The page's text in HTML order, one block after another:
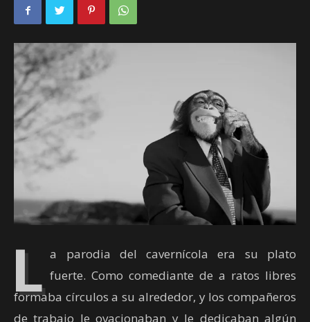
L a parodia del cavernícola era su plato
fuerte. Como comediante de a ratos libres
formaba círculos a su alrededor, y los compañeros
de trabajo le ovacionaban y le dedicaban algún